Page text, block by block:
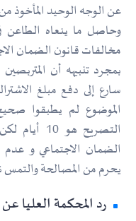
عن الوجه الوحيد المأخوذ
وحاصل ما ينعاه
مخالفات قانون الضمان
بمجرد تنبيهه أن
سارع إلى دفع مبلغ
الموضوع لم يطبقوا
التصريح
الضمان الاجتماعي و عدم
يحرم من المصالحة
رد المحكمة العليا عن